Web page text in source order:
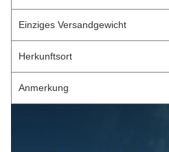
Einziges Versandgewicht
Herkunftsort
Anmerkung